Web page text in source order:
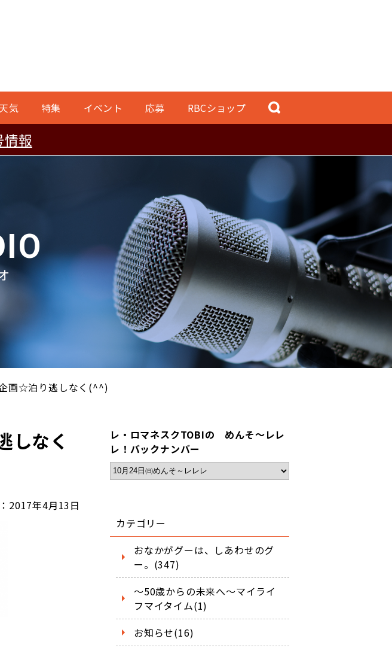
気 特集 イベント 応募 RBCショップ
情報
画☆泊り逃しなく(^^)
しなく
2017年4月13日
レ・ロマネスクTOBIの めんそ～レレ
レ！バックナンバー
カテゴリー
おなかがグーは、しあわせのグ
ー。(347)
～50歳からの未来へ～マイライ
フマイタイム(1)
お知らせ(16)